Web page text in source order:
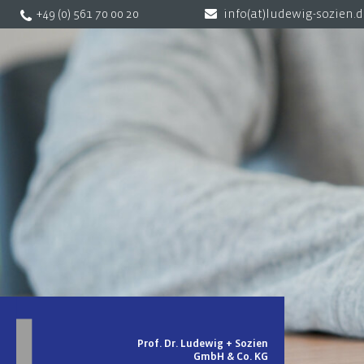
Prof. Dr. Ludewig + Sozien
GmbH & Co. KG
+49 (0) 561 70 00 20 info(at)ludewig-